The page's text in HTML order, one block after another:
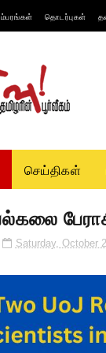
தொடர்புகள்
செய்திகள்
Saturday, October